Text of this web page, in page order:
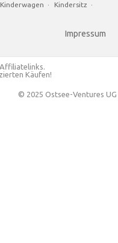
Kinderwagen · Kindersitz ·
Impressum
Käufen!
© 2025 Ostsee-Ventures UG